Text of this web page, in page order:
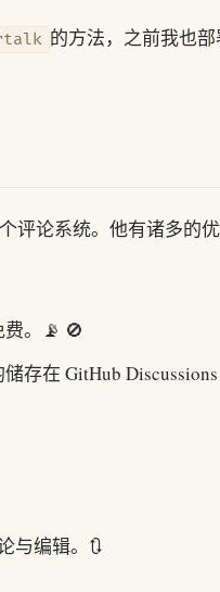
的方法，之前我也
评论系统。他有诸多的优
。📡 🚫
存在 GitHub Discussions
与编辑。🔃